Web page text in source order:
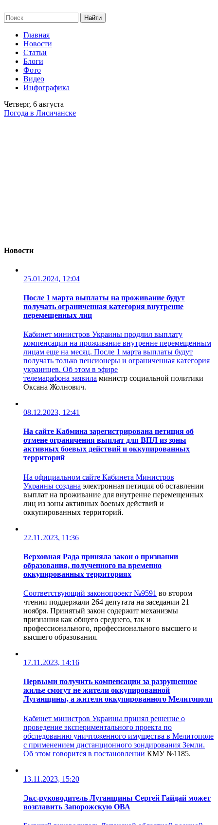
Главная
Новости
Статьи
Блоги
Фото
Видео
Инфографика
Четверг, 6 августа
Погода в Лисичанске
Новости
25.01.2024, 12:04
После 1 марта выплаты на проживание будут
получать ограниченная категория внутренне
перемещенных лиц
Кабинет министров Украины продлил выплату
компенсации на проживание внутренне перемещенным
лицам еще на месяц. После 1 марта выплаты будут
получать только пенсионеры и ограниченная категория
украинцев. Об этом в эфире
телемарафона заявила министр социальной политики
Оксана Жолнович.
08.12.2023, 12:41
На сайте Кабмина зарегистрирована петиция об
отмене ограничения выплат для ВПЛ из зоны
активных боевых действий и оккупированных
территорий
На официальном сайте Кабинета Министров
Украины создана электронная петиция об оставлении
выплат на проживание для внутренне перемещенных
лиц из зоны активных боевых действий и
оккупированных территорий.
22.11.2023, 11:36
Верховная Рада приняла закон о признании
образования, полученного на временно
оккупированных территориях
Соответствующий законопроект №9591 во втором
чтении поддержали 264 депутата на заседании 21
ноября. Принятый закон содержит механизмы
признания как общего среднего, так и
профессионального, профессионального высшего и
высшего образования.
17.11.2023, 14:16
Первыми получить компенсации за разрушенное
жилье смогут не жители оккупированной
Луганщины, а жители оккупированного Мелитополя
Кабинет министров Украины принял решение о
проведение экспериментального проекта по
обследованию уничтоженного имущества в Мелитополе
с применением дистанционного зондирования Земли.
Об этом говорится в постановлении КМУ №1185.
13.11.2023, 15:20
Экс-руководитель Луганщины Сергей Гайдай может
возглавить Запорожскую ОВА